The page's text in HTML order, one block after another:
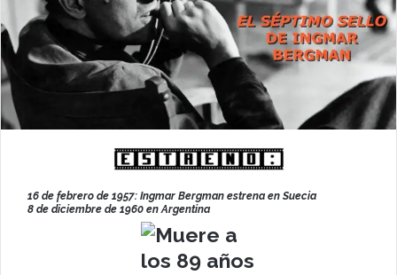
16 de febrero de 1957: Ingmar Bergman estrena en Suecia
8 de diciembre de 1960 en Argentina